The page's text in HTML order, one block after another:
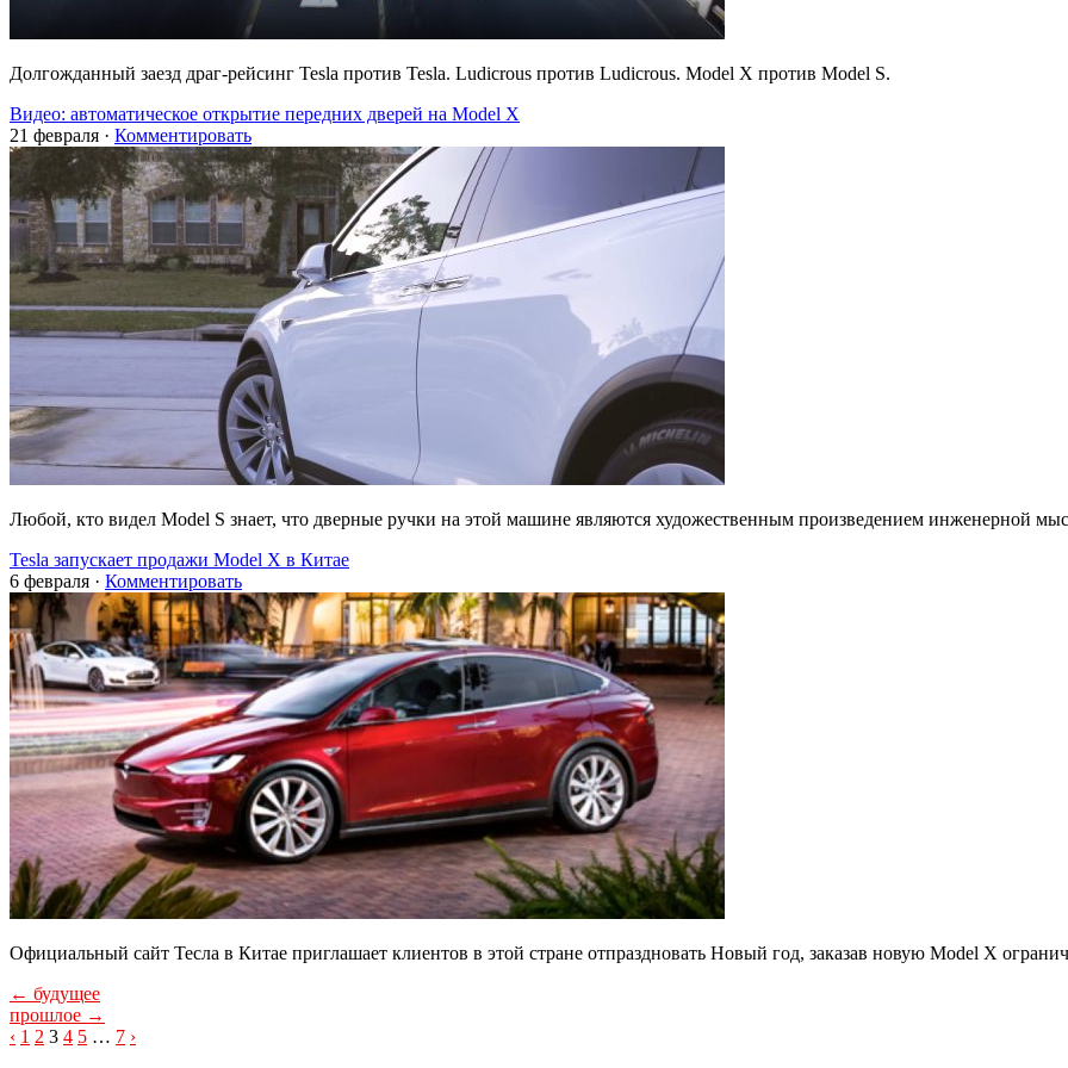
Долгожданный заезд драг-рейсинг Tesla против Tesla. Ludicrous против Ludicrous. Model X против Model S.
Видео: автоматическое открытие передних дверей на Model X
21 февраля · Комментировать
Любой, кто видел Model S знает, что дверные ручки на этой машине являются художественным произведением инженерной
Tesla запускает продажи Model X в Китае
6 февраля · Комментировать
Официальный сайт Тесла в Китае приглашает клиентов в этой стране отпраздновать Новый год, заказав новую Model X
← будущее
прошлое →
A
‹ 1 2 3 4 5 … 7 ›